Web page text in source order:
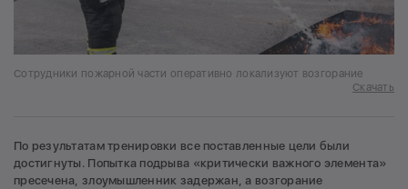
Сотрудники пожарной части оперативно локализуют возгорание
Скачать
По результатам тренировки все поставленные цели были
достигнуты. Попытка подрыва «критически важного элемента»
пресечена, злоумышленник задержан, а возгорание